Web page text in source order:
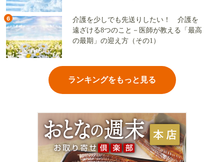
6
介護を少しでも先送りしたい！ 介護を
遠ざける8つのこと－医師が教える「最高
の最期」の迎え方（その1）
ランキングをもっと見る